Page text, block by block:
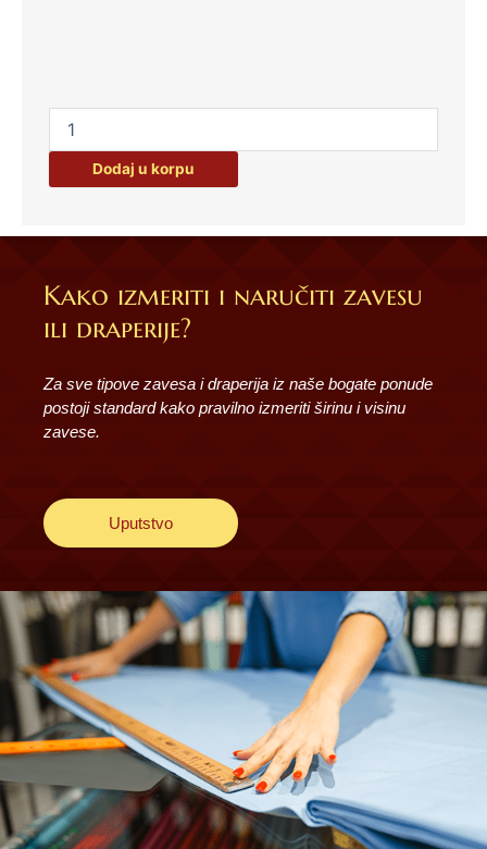
Dodaj u korpu
Kako izmeriti i naručiti zavesu
ili draperije?
Za sve tipove zavesa i draperija iz naše bogate ponude
postoji standard kako pravilno izmeriti širinu i visinu
zavese.
Uputstvo